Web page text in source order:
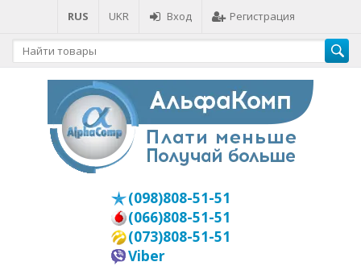
RUS UKR Вход Регистрация
(098)808-51-51
(066)808-51-51
(073)808-51-51
Viber